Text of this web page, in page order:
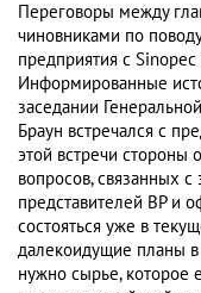
Переговоры между
чиновниками по
предприятия с
Информированные
заседании
Браун встречался с
этой встречи стороны
вопросов, связанных
представителей BP и
состояться уже в
далекоидущие планы
нужно сырье, которое